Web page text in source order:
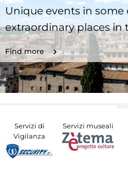
Unique events in
extraordinary places in
Find more
Servizi di
Vigilanza
Servizi museali